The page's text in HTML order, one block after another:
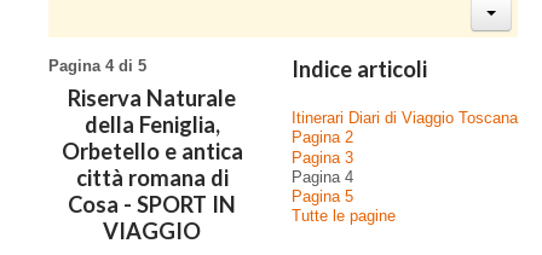
Indice articoli
Itinerari Diari di Viaggio Toscana
Pagina 2
Pagina 3
Pagina 4
Pagina 5
Tutte le pagine
Pagina 4 di 5
Riserva Naturale
della Feniglia,
Orbetello e antica
città romana di
Cosa - SPORT IN
VIAGGIO